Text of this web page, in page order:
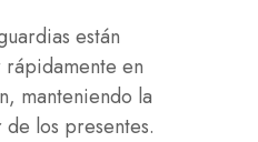
están
en
manteniendo la
los presentes.